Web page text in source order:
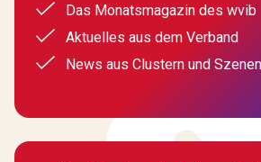
Das Monatsmagazin des wvib
Aktuelles aus dem Verband
News aus Clustern und Szenen